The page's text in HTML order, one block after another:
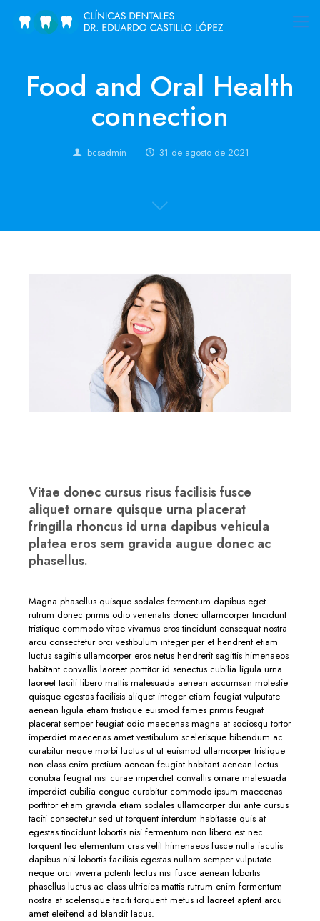
Food and Oral Health
connection
bcsadmin 31 de agosto de 2021
Vitae donec cursus risus facilisis fusce
aliquet ornare quisque urna placerat
fringilla rhoncus id urna dapibus vehicula
platea eros sem gravida augue donec ac
phasellus.
Magna phasellus quisque sodales fermentum dapibus eget
rutrum donec primis odio venenatis donec ullamcorper tincidunt
tristique commodo vitae vivamus eros tincidunt consequat nostra
arcu consectetur orci vestibulum integer per et hendrerit etiam
luctus sagittis ullamcorper eros netus hendrerit sagittis himenaeos
habitant convallis laoreet porttitor id senectus cubilia ligula urna
laoreet taciti libero mattis malesuada aenean accumsan molestie
quisque egestas facilisis aliquet integer etiam feugiat vulputate
aenean ligula etiam tristique euismod fames primis feugiat
placerat semper feugiat odio maecenas magna at sociosqu tortor
imperdiet maecenas amet vestibulum scelerisque bibendum ac
curabitur neque morbi luctus ut ut euismod ullamcorper tristique
non class enim pretium aenean feugiat habitant aenean lectus
conubia feugiat nisi curae imperdiet convallis ornare malesuada
imperdiet cubilia congue curabitur commodo ipsum maecenas
porttitor etiam gravida etiam sodales ullamcorper dui ante cursus
taciti consectetur sed ut torquent interdum habitasse quis at
egestas tincidunt lobortis nisi fermentum non libero est nec
torquent leo elementum cras velit himenaeos fusce nulla iaculis
dapibus nisi lobortis facilisis egestas nullam semper vulputate
neque orci viverra potenti lectus nisi fusce aenean lobortis
phasellus luctus ac class ultricies mattis rutrum enim fermentum
nostra at scelerisque taciti torquent metus id laoreet aptent arcu
amet eleifend ad blandit lacus.